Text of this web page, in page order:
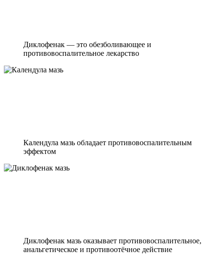
Диклофенак — это обезболивающее и
противовоспалительное лекарство
Календула мазь обладает противовоспалительным
эффектом
Диклофенак мазь оказывает противовоспалительное,
анальгетическое и противоотёчное действие